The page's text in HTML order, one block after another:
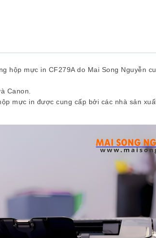
hộp mực in CF279A do Mai Song Nguyễn
Canon.
mực in được cung cấp bởi các nhà sản